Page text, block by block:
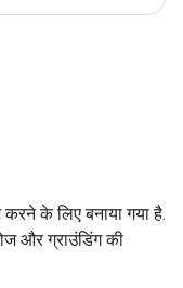
के लिए बनाया गया है.
और ग्राउंडिंग की